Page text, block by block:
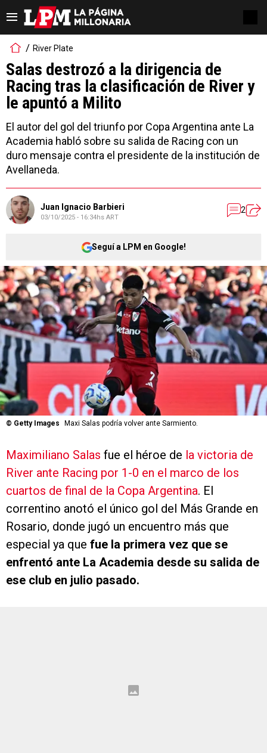
River Plate
Salas destrozó a la dirigencia de
Racing tras la clasificación de River y
le apuntó a Milito
El autor del gol del triunfo por Copa Argentina ante La
Academia habló sobre su salida de Racing con un
duro mensaje contra el presidente de la institución de
Avellaneda.
Juan Ignacio Barbieri
03/10/2025 - 16:34hs ART
2
Seguí a LPM en Google!
© Getty Images Maxi Salas podría volver ante Sarmiento.
Maximiliano Salas fue el héroe de la victoria de
River ante Racing por 1-0 en el marco de los
cuartos de final de la Copa Argentina. El
correntino anotó el único gol del Más Grande en
Rosario, donde jugó un encuentro más que
especial ya que fue la primera vez que se
enfrentó ante La Academia desde su salida de
ese club en julio pasado.